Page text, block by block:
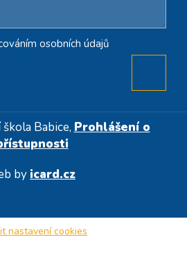
osobních údajů
Babice, Prohlášení o
by icard.cz
nastavení cookies